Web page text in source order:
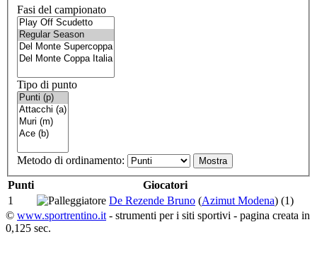
Fasi del campionato
Tipo di punto
Metodo di ordinamento:
Punti
Giocatori
1
De Rezende Bruno (Azimut Modena) (1)
© www.sportrentino.it - strumenti per i siti sportivi - pagina creata in
0,125 sec.